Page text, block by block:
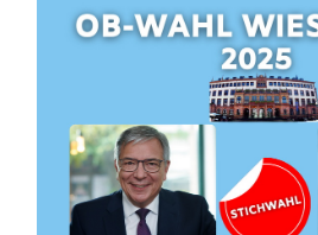
Polizeimeldungen
Themen und Termine
Gewinnspiele